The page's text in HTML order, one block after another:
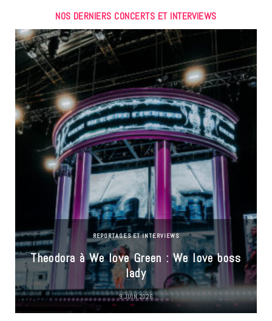
NOS DERNIERS CONCERTS ET INTERVIEWS
REPORTAGES ET INTERVIEWS
Theodora à We love Green : We love boss
lady
9 JUIN 2026